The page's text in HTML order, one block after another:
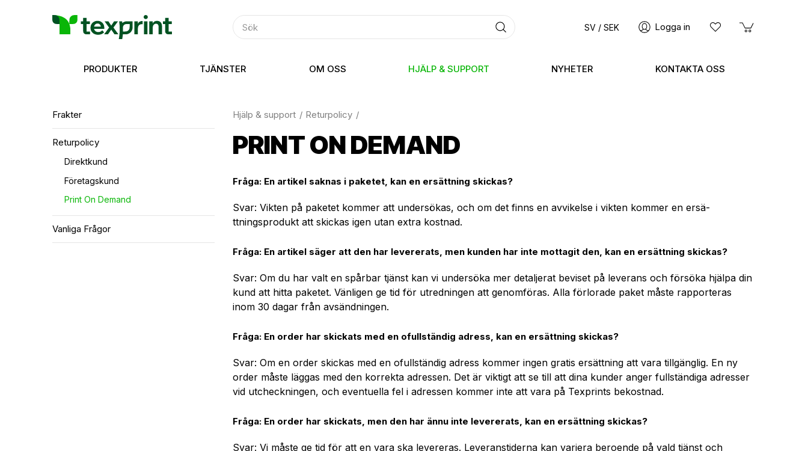
SV / SEK Logga in
PRODUKTER TJÄNSTER OM OSS HJÄLP & SUPPORT NYHETER KONTAKTA OSS
Frakter
Returpolicy
Direktkund
Företagskund
Print On Demand
Vanliga Frågor
Hjälp & support Returpolicy
PRINT ON DEMAND
Fråga: En artikel saknas i paketet, kan en ersättning skickas?
Svar: Vikten på paketet kommer att undersökas, och om det finns en avvikelse i vikten kommer en ersä­
ttningsprodukt att skickas igen utan extra kostnad.
Fråga: En artikel säger att den har levererats, men kunden har inte mottagit den, kan en ersättning skickas?
Svar: Om du har valt en spårbar tjänst kan vi undersöka mer detaljerat beviset på leverans och försöka hjälpa din
kund att hitta paketet. Vänligen ge tid för utredningen att genomföras. Alla förlorade paket måste rapporteras
inom 30 dagar från avsändningen.
Fråga: En order har skickats med en ofullständig adress, kan en ersättning skickas?
Svar: Om en order skickas med en ofullständig adress kommer ingen gratis ersättning att vara tillgänglig. En ny
order måste läggas med den korrekta adressen. Det är viktigt att se till att dina kunder anger fullständiga adresser
vid utcheckningen, och eventuella fel i adressen kommer inte att vara på Texprints bekostnad.
Fråga: En order har skickats, men den har ännu inte levererats, kan en ersättning skickas?
Svar: Vi måste ge tid för att en vara ska levereras. Leveranstiderna kan variera beroende på vald tjänst och